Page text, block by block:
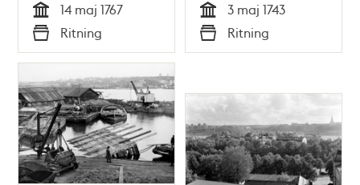
Tid
14 maj 1767
Typ
Ritning Tid
3 maj 1743
Typ
Ritning